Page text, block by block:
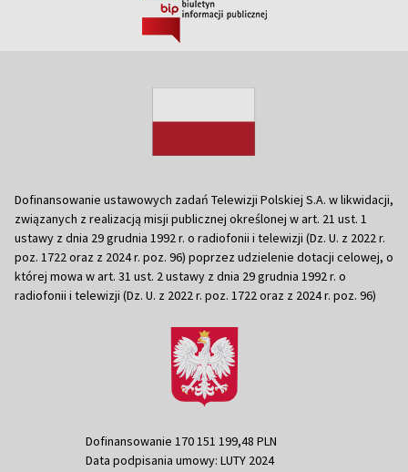
Dofinansowanie ustawowych zadań Telewizji Polskiej S.A. w likwidacji,
związanych z realizacją misji publicznej określonej w art. 21 ust. 1
ustawy z dnia 29 grudnia 1992 r. o radiofonii i telewizji (Dz. U. z 2022 r.
poz. 1722 oraz z 2024 r. poz. 96) poprzez udzielenie dotacji celowej, o
której mowa w art. 31 ust. 2 ustawy z dnia 29 grudnia 1992 r. o
radiofonii i telewizji (Dz. U. z 2022 r. poz. 1722 oraz z 2024 r. poz. 96)
Dofinansowanie 170 151 199,48 PLN
Data podpisania umowy: LUTY 2024